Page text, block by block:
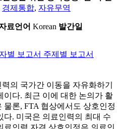
경제통합, 자유무역
료언어 Korean 발간일
별 보고서 주제별 보고서
의 국가간 이동을 자유화하기
이다. 최근 이에 대한 논의가 활
론, FTA 협상에서도 상호인정
다. 미국은 의료인력의 최대 수